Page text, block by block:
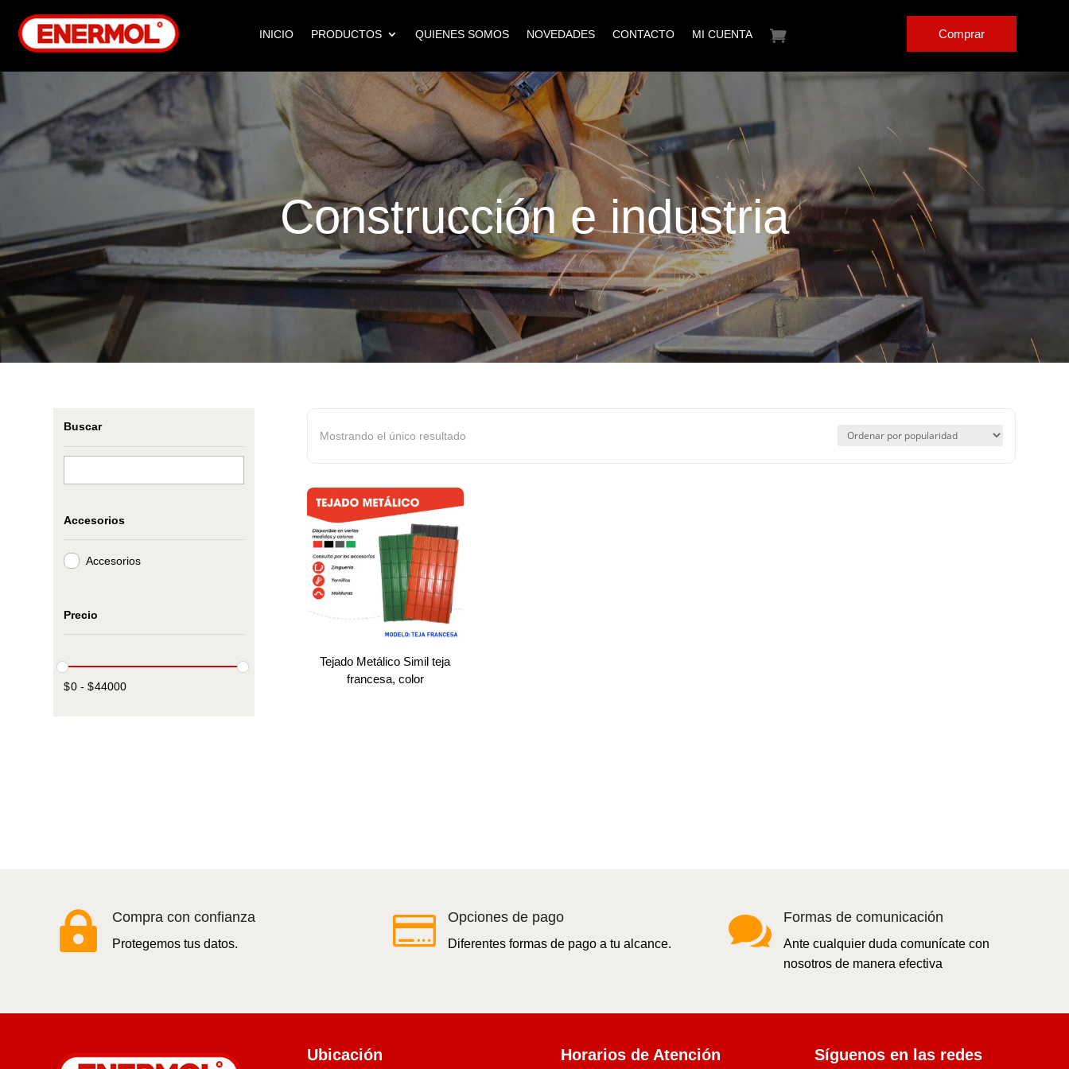
INICIO PRODUCTOS QUIENES SOMOS NOVEDADES CONTACTO MI CUENTA Comprar
Construcción e industria
Buscar
Accesorios
Accesorios
Precio
$0- $44000
Mostrando el único resultado
Tejado Metálico Simil teja
francesa, color
 Compra con confianza
Protegemos tus datos.  Opciones de pago
Diferentes formas de pago a tu alcance.  Formas de comunicación
Ante cualquier duda comunícate con
nosotros de manera efectiva
Ubicación Horarios de Atención Síguenos en las redes